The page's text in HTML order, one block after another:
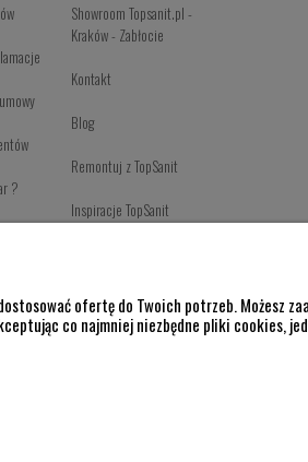
?
Showroom Topsanit.pl -
Kraków - Zabłocie
Kontakt
Blog
Remontuj z TopSanit
Inspiracje TopSanit
Producenci
Praca w Topsanit.pl
ofertę do Twoich potrzeb. Możesz
co najmniej niezbędne pliki cookies,